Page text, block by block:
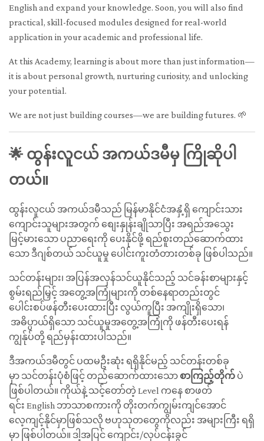
English and expand your knowledge. Soon, you will also find
practical, skill-focused modules designed for real-world
application in your academic and professional life.
At this Academy, learning is about more than just information—
it is about personal growth, nurturing curiosity, and unlocking
your potential.
We are not just building courses—we are building futures. 🌱
🌟 ထွန်းလူငယ် အကယ်ဒမီမှ ကြိုဆိုပါ
တယ်။
ထွန်းလူငယ် အကယ်ဒမီသည် မြန်မာနိုင်ငံအနှံ့ရှိ ကျောင်းသား
ကျောင်းသူများအတွက် စျေးနှုန်းချိုသာပြီး အရည်အသွေး
မြင့်မားသော ပညာရေးကို ပေးနိုင်ဖို့ ရည်စူးတည်ဆောက်ထား
သော ဒီဂျစ်တယ် သင်ယူမှု ပေါင်းကူးတံတားတစ်ခု ဖြစ်ပါသည်။
သင်တန်းများ၊ အပြန်အလှန်သင်ယူနိုင်သည့် သင်ခန်းစာများနှင့်
စွမ်းရည်မြှင့် အတွေ့အကြုံများကို တစ်နေရာတည်းတွင်
ပေါင်းစပ်ဖန်တီးပေးထားပြီး လွယ်ကူပြီး အကျိုးရှိသော၊
အဓိပ္ပာယ်ရှိသော သင်ယူမှုအတွေ့အကြုံကို ဖန်တီးပေးရန်
ကျွန်ုပ်တို့ ရည်မှန်းထားပါသည်။
ဒီအကယ်ဒမီတွင် ပထမဦးဆုံး ရရှိနိုင်မည့် သင်တန်းတစ်ခု
မှာ သင်တန်းပုံစံဖြင့် တည်ဆောက်ထားသော စာကြည့်တိုက် ပဲ
ဖြစ်ပါတယ်။ ကိုယ်နဲ့ သင့်တော်တဲ့ Level ကနေ စာဖတ်
ရင်း English ဘာသာစကားကို ‌တိုးတက်ကျွမ်းကျင်အောင်
လေ့ကျင့်နိုင်မှာဖြစ်သလို ဗဟုသုတတွေကိုလည်း အများကြီး ရရှိ
မှာ ဖြစ်ပါတယ်။ ဒါ့အပြင် ကျောင်း/လုပ်ငန်းခွင်